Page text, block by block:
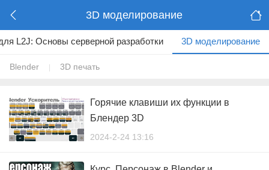
3D моделирование
L2J: Основы серверной разработки 3D моделирование
Blender 3D печать
Горячие клавиши их функции в
Блендер 3D
2024-2-24 13:16